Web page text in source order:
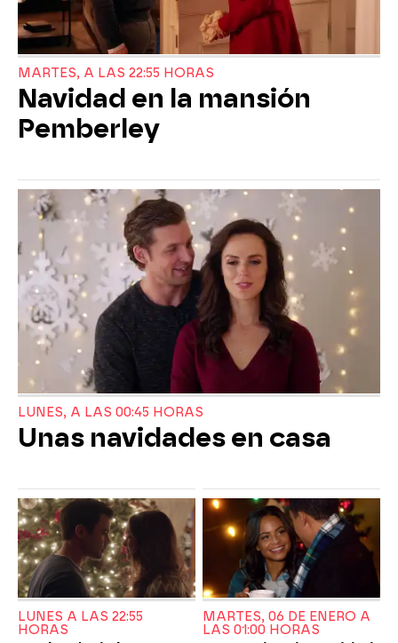
MARTES, A LAS 22:55 HORAS
Navidad en la mansión
Pemberley
LUNES, A LAS 00:45 HORAS
Unas navidades en casa
LUNES A LAS 22:55
HORAS
MARTES, 06 DE ENERO A
LAS 01:00 HORAS